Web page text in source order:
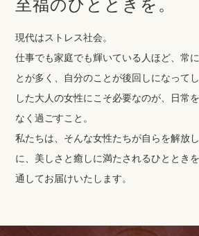
至福のひとときを。
現代はストレス社会。
仕事でも家庭でも輝いている人ほど、常
とが多く、自分のことが後回しになって
した大人の女性にこそ必要なのが、日常
なく過ごすこと。
私たちは、そんな女性たちが自らを解放
に、美しさと癒しに満たされるひととき
通してお届けいたします。